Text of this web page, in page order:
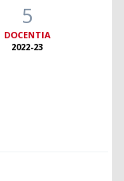
5
DOCENTIA
2022-23